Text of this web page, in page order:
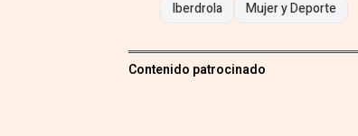
Iberdrola Mujer y Deporte
Contenido patrocinado